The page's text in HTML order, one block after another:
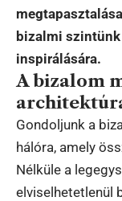
bizalmi
inspirálására.
A bizalom
Gondoljunk a
hálóra, amely
Nélküle a
elviselhetetlenül